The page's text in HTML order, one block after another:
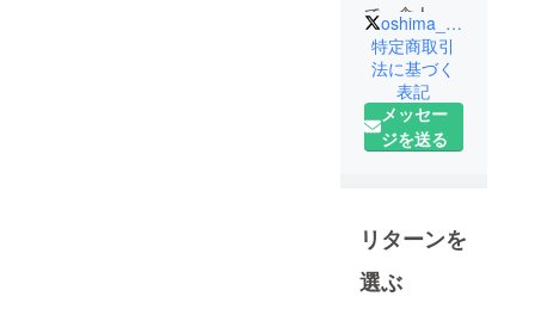
で、舎人駅
近くにある
「全學寺」
の副住職で
す。
週に1度の
るフリー
コーヒーの
コミュニ
oshima_toshiaki
特定商取引
法に基づく
表記
メッセー
ジを送る
リターンを
選ぶ